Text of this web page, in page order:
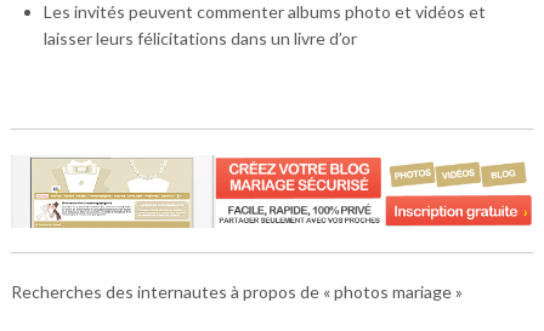
Les invités peuvent commenter albums photo et vidéos et
laisser leurs félicitations dans un livre d’or
Recherches des internautes à propos de « photos mariage »